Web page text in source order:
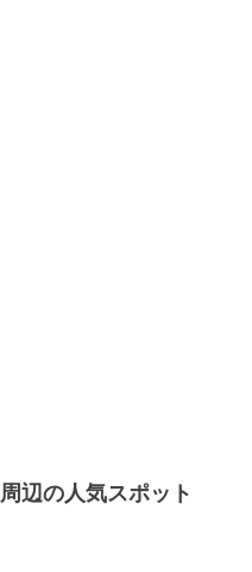
辺の人気スポット